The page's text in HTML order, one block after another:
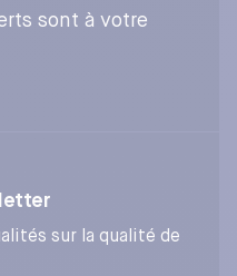
sont à votre
sur la qualité de